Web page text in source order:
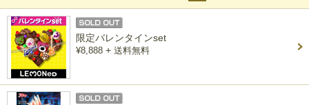
限定バレンタインset
¥8,888 + 送料無料